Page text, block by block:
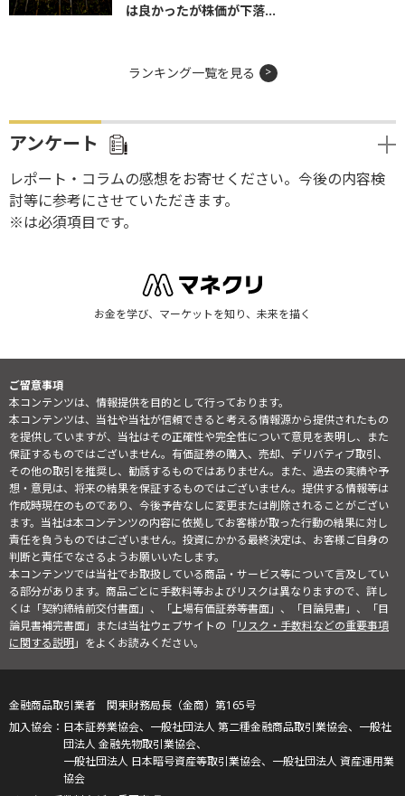
は良かったが株価が下落...
ランキング一覧を見る
アンケート
レポート・コラムの感想をお寄せください。今後の内容検
討等に参考にさせていただきます。
※は必須項目です。
お金を学び、マーケットを知り、未来を描く
ご留意事項
本コンテンツは、情報提供を目的として行っております。
本コンテンツは、当社や当社が信頼できると考える情報源から提供されたもの
を提供していますが、当社はその正確性や完全性について意見を表明し、また
保証するものではございません。有価証券の購入、売却、デリバティブ取引、
その他の取引を推奨し、勧誘するものではありません。また、過去の実績や予
想・意見は、将来の結果を保証するものではございません。提供する情報等は
作成時現在のものであり、今後予告なしに変更または削除されることがござい
ます。当社は本コンテンツの内容に依拠してお客様が取った行動の結果に対し
責任を負うものではございません。投資にかかる最終決定は、お客様ご自身の
判断と責任でなさるようお願いいたします。
本コンテンツでは当社でお取扱している商品・サービス等について言及してい
る部分があります。商品ごとに手数料等およびリスクは異なりますので、詳し
くは「契約締結前交付書面」、「上場有価証券等書面」、「目論見書」、「目
論見書補完書面」または当社ウェブサイトの「リスク・手数料などの重要事項
に関する説明」をよくお読みください。
金融商品取引業者 関東財務局長（金商）第165号
日本証券業協会、一般社団法人 第二種金融商品取引業協会、一般社
団法人 金融先物取引業協会、
一般社団法人 日本暗号資産等取引業協会、一般社団法人 資産運用業
協会